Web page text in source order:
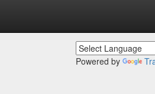
Powered by